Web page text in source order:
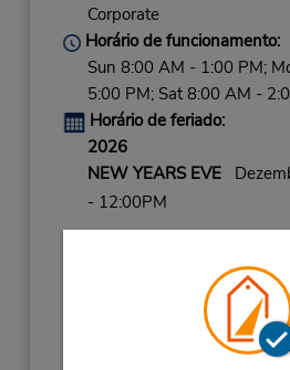
Corporate
Horário de funcionamento:
Sun 8:00 AM - 1:00 PM;
5:00 PM; Sat 8:00 AM -
Horário de feriado:
2026
NEW YEARS EVE
- 12:00PM
NEW YEARS DAYJaneiro
Setembro 7